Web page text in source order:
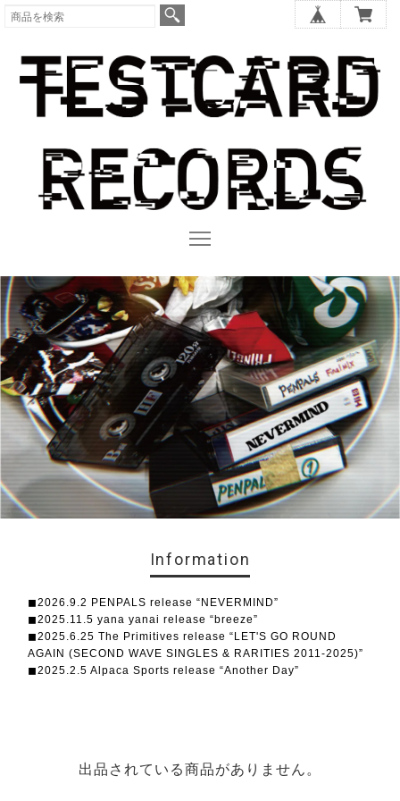
Information
◼︎2026.9.2 PENPALS release “NEVERMIND”
◼︎2025.11.5 yana yanai release “breeze”
◼︎2025.6.25 The Primitives release “LET'S GO ROUND
AGAIN (SECOND WAVE SINGLES & RARITIES 2011-2025)”
◼︎2025.2.5 Alpaca Sports release “Another Day”
出品されている商品がありません。